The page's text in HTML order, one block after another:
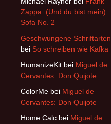
Zappa: (Und du bist mein)
Sofa No. 2
Geschwungene Schriftarten
bei So schreiben wie Kafka
HumanizeKit bei Miguel de
Cervantes: Don Quijote
ColorMe bei Miguel de
Cervantes: Don Quijote
Home Calc bei Miguel de